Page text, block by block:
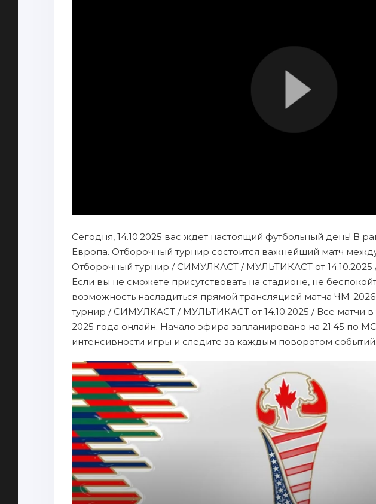
Сегодня, 14.10.2025 вас ждет настоящий футбольный день! В
Европа. Отборочный турнир состоится важнейший матч
Отборочный турнир / СИМУЛКАСТ / МУЛЬТИКАСТ от 14.10.2025
Если вы не сможете присутствовать на стадионе, не
возможность насладиться прямой трансляцией матча ЧМ-
турнир / СИМУЛКАСТ / МУЛЬТИКАСТ от 14.10.2025 / Все матчи в
2025 года онлайн. Начало эфира запланировано на 21:45 по
интенсивности игры и следите за каждым поворотом событий.